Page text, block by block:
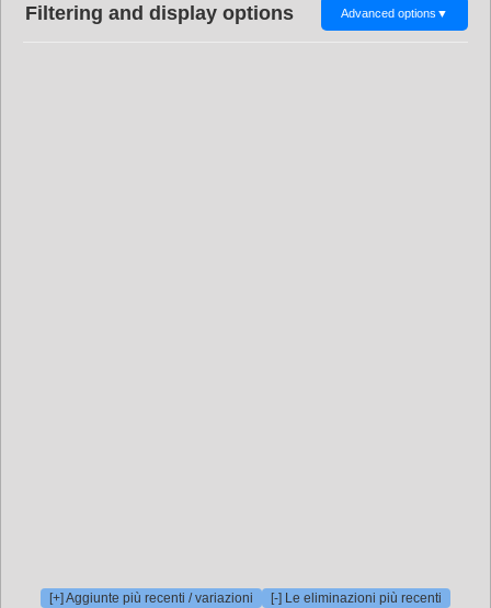
Filtering and display options Advanced options ▼
[+] Aggiunte più recenti / variazioni
[-] Le eliminazioni più recenti